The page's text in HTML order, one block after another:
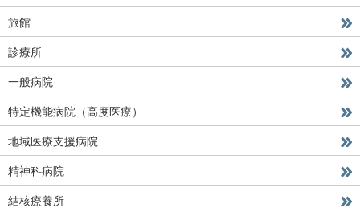
旅館
診療所
一般病院
特定機能病院（高度医療）
地域医療支援病院
精神科病院
結核療養所